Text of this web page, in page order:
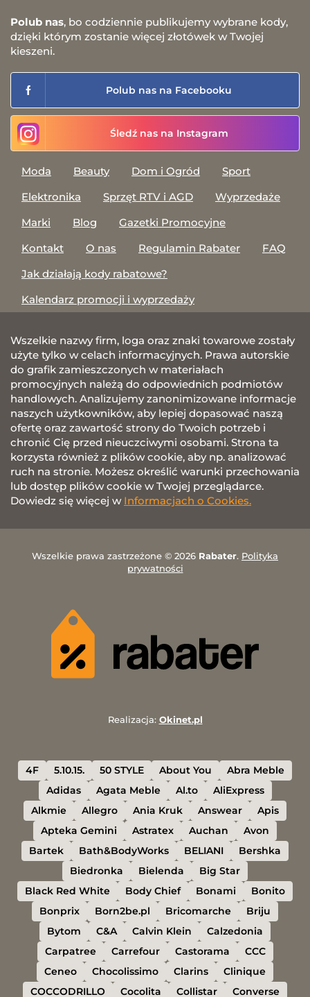
Polub nas, bo codziennie publikujemy wybrane kody,
dzięki którym zostanie więcej złotówek w Twojej
kieszeni.
Polub nas na Facebooku
Śledź nas na Instagram
Moda Beauty Dom i Ogród
Sport
Elektronika
Sprzęt RTV i AGD
Wyprzedaże
Marki
Blog
Gazetki Promocyjne
Kontakt
O nas Regulamin Rabater
FAQ
Jak działają kody rabatowe?
Kalendarz promocji i wyprzedaży
Wszelkie nazwy firm, loga oraz znaki towarowe zostały
użyte tylko w celach informacyjnych. Prawa autorskie
do grafik zamieszczonych w materiałach
promocyjnych należą do odpowiednich podmiotów
handlowych. Analizujemy zanonimizowane informacje
naszych użytkowników, aby lepiej dopasować naszą
ofertę oraz zawartość strony do Twoich potrzeb i
chronić Cię przed nieuczciwymi osobami. Strona ta
korzysta również z plików cookie, aby np. analizować
ruch na stronie. Możesz określić warunki przechowania
lub dostęp plików cookie w Twojej przeglądarce.
Dowiedz się więcej w Informacjach o Cookies.
Wszelkie prawa zastrzeżone © 2026 Rabater. Polityka
prywatności
Realizacja: Okinet.pl
4F 5.10.15. 50 STYLE About You
Abra Meble
Adidas
Agata Meble Al.to
AliExpress
Alkmie
Allegro Ania Kruk Answear
Apis
Apteka Gemini
Astratex Auchan
Avon
Bartek
Bath&BodyWorks BELIANI
Bershka
Biedronka
Bielenda
Big Star
Black Red White
Body Chief Bonami
Bonito
Bonprix
Born2be.pl Bricomarche
Briju
Bytom
C&A Calvin Klein
Calzedonia
Carpatree
Carrefour Castorama
CCC
Ceneo
Chocolissimo Clarins
Clinique
COCCODRILLO
Cocolita Collistar Converse